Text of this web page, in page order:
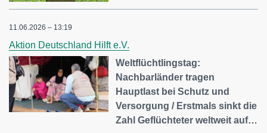
11.06.2026 – 13:19
Aktion Deutschland Hilft e.V.
Weltflüchtlingstag:
Nachbarländer tragen
Hauptlast bei Schutz und
Versorgung / Erstmals sinkt die
Zahl Geflüchteter weltweit auf…